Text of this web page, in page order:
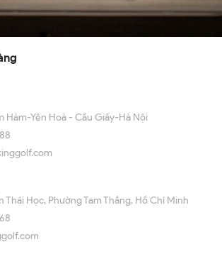
Hàm-Yên Hoà - Cầu Giấy-Hà Nội
Thái Học, Phường Tam Thắng, Hồ Chí Minh